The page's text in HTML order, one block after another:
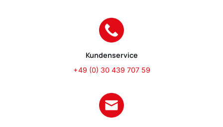
Kundenservice
+49 (0) 30 439 707 59